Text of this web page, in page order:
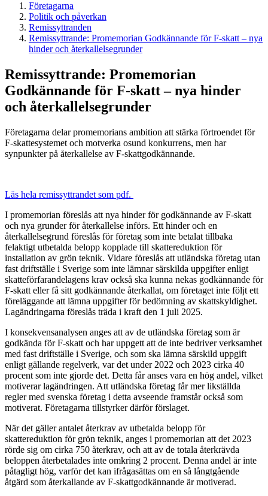
Företagarna
Politik och påverkan
Remissyttranden
Remissyttrande: Promemorian Godkännande för F-skatt – nya
hinder och återkallelsegrunder
Remissyttrande: Promemorian
Godkännande för F-skatt – nya hinder
och återkallelsegrunder
Företagarna delar promemorians ambition att stärka förtroendet för
F-skattesystemet och motverka osund konkurrens, men har
synpunkter på återkallelse av F-skattgodkännande.
Läs hela remissyttrandet som pdf.
I promemorian föreslås att nya hinder för godkännande av F-skatt
och nya grunder för återkallelse införs. Ett hinder och en
återkallelsegrund föreslås för företag som inte betalat tillbaka
felaktigt utbetalda belopp kopplade till skattereduktion för
installation av grön teknik. Vidare föreslås att utländska företag utan
fast driftställe i Sverige som inte lämnar särskilda uppgifter enligt
skatteförfarandelagens krav också ska kunna nekas godkännande för
F-skatt eller få sitt godkännande återkallat, om företaget inte följt ett
föreläggande att lämna uppgifter för bedömning av skattskyldighet.
Lagändringarna föreslås träda i kraft den 1 juli 2025.
I konsekvensanalysen anges att av de utländska företag som är
godkända för F-skatt och har uppgett att de inte bedriver verksamhet
med fast driftställe i Sverige, och som ska lämna särskild uppgift
enligt gällande regelverk, var det under 2022 och 2023 cirka 40
procent som inte gjorde det. Detta får anses vara en hög andel, vilket
motiverar lagändringen. Att utländska företag får mer likställda
regler med svenska företag i detta avseende framstår också som
motiverat. Företagarna tillstyrker därför förslaget.
När det gäller antalet återkrav av utbetalda belopp för
skattereduktion för grön teknik, anges i promemorian att det 2023
rörde sig om cirka 750 återkrav, och att av de totala återkrävda
beloppen återbetalades inte omkring 2 procent. Denna andel är inte
påtagligt hög, varför det kan ifrågasättas om en så långtgående
åtgärd som återkallande av F-skattgodkännande är motiverad.